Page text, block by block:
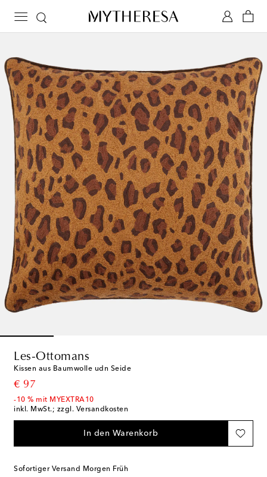
Les-Ottomans
Kissen aus Baumwolle udn Seide
€ 97
original price
-10 % mit MYEXTRA10
inkl. MwSt.; zzgl. Versandkosten
In den Warenkorb
Sofortiger Versand Morgen Früh